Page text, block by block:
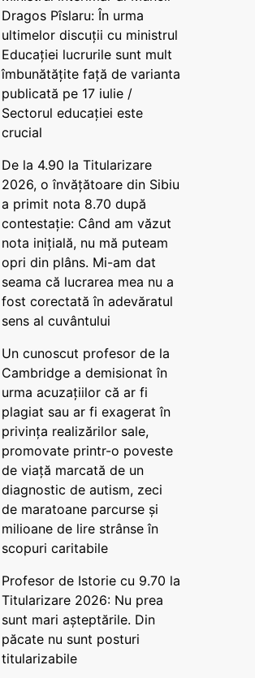
Dragos Pîslaru: În urma
ultimelor discuții cu ministrul
Educației lucrurile sunt mult
îmbunătățite față de varianta
publicată pe 17 iulie /
Sectorul educației este
crucial
De la 4.90 la Titularizare
2026, o învățătoare din Sibiu
a primit nota 8.70 după
contestație: Când am văzut
nota inițială, nu mă puteam
opri din plâns. Mi-am dat
seama că lucrarea mea nu a
fost corectată în adevăratul
sens al cuvântului
Un cunoscut profesor de la
Cambridge a demisionat în
urma acuzațiilor că ar fi
plagiat sau ar fi exagerat în
privința realizărilor sale,
promovate printr-o poveste
de viață marcată de un
diagnostic de autism, zeci
de maratoane parcurse și
milioane de lire strânse în
scopuri caritabile
Profesor de Istorie cu 9.70 la
Titularizare 2026: Nu prea
sunt mari așteptările. Din
păcate nu sunt posturi
titularizabile